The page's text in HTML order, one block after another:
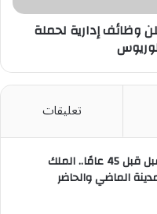
وظائف إدارية لحملة
تعليقات
استشرافٌ للمستقبل قبل 45 عامًا.. الملك
الماضي والحاضر